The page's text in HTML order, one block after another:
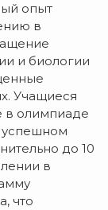
опыт
в
и биологии
Учащиеся
в олимпиаде
успешном
до 10
в
что